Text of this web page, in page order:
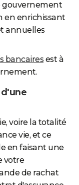
gouvernement
en enrichissant
annuelles
bancaires est à
voire la totalité
vie, et ce
en faisant une
votre
de rachat